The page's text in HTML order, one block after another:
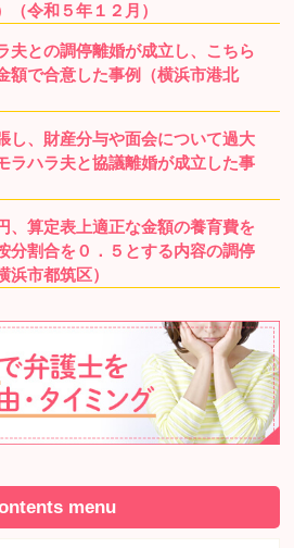
（令和５年１２月）
夫との調停離婚が成立し、こちら
額で合意した事例（横浜市港北
し、財産分与や面会について過大
ラハラ夫と協議離婚が成立した事
、算定表上適正な金額の養育費を
分割合を０．５とする内容の調停
市都筑区）
menu